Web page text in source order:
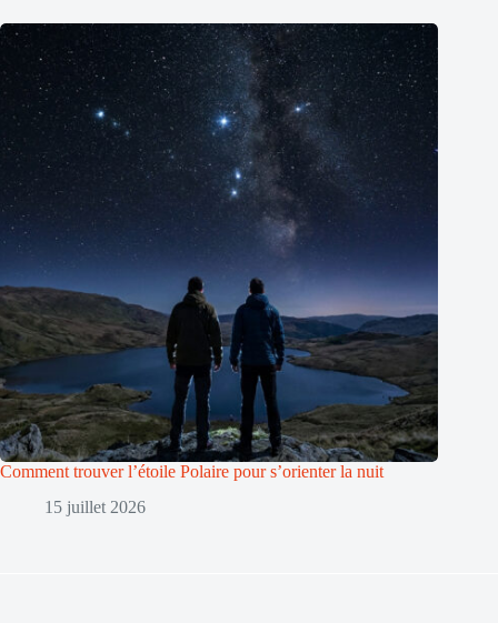
Comment trouver l’étoile Polaire pour s’orienter la nuit
15 juillet 2026